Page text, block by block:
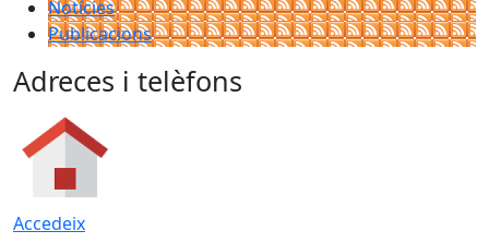
Notícies
Publicacions
Adreces i telèfons
Accedeix